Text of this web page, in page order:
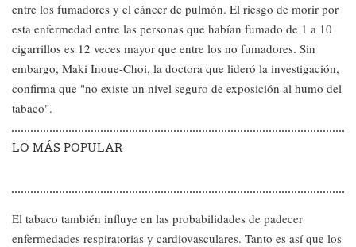
entre los fumadores y el cáncer de pulmón. El riesgo de morir por
esta enfermedad entre las personas que habían fumado de 1 a 10
cigarrillos es 12 veces mayor que entre los no fumadores. Sin
embargo, Maki Inoue-Choi, la doctora que lideró la investigación,
confirma que "no existe un nivel seguro de exposición al humo del
tabaco".
LO MÁS POPULAR
El tabaco también influye en las probabilidades de padecer
enfermedades respiratorias y cardiovasculares. Tanto es así que los